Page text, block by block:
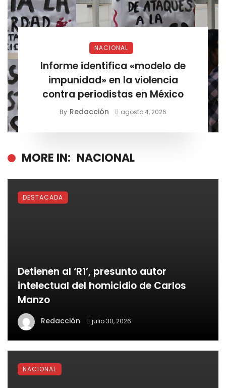
NACIONAL
Informe identifica «modelo de
impunidad» en la violencia
contra periodistas en México
By Redacción agosto 4, 2026
MORE IN: NACIONAL
Detienen al ‘R1’, presunto autor
intelectual del homicidio de Carlos
Manzo
Redacción julio 30, 2026
DESTACADA
NACIONAL